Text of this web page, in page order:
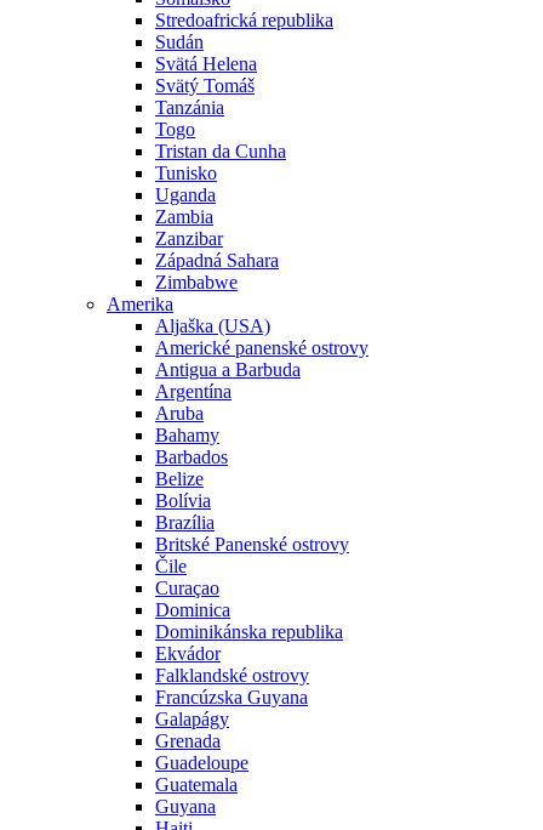
Stredoafrická republika
Sudán
Svätá Helena
Svätý Tomáš
Tanzánia
Togo
Tristan da Cunha
Tunisko
Uganda
Zambia
Zanzibar
Západná Sahara
Zimbabwe
Amerika
Aljaška (USA)
Americké panenské ostrovy
Antigua a Barbuda
Argentína
Aruba
Bahamy
Barbados
Belize
Bolívia
Brazília
Britské Panenské ostrovy
Čile
Curaçao
Dominica
Dominikánska republika
Ekvádor
Falklandské ostrovy
Francúzska Guyana
Galapágy
Grenada
Guadeloupe
Guatemala
Guyana